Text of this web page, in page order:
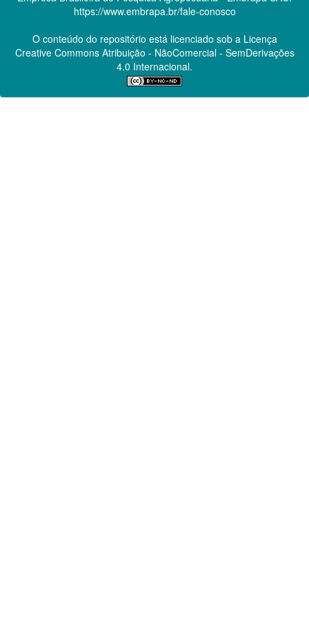
https://www.embrapa.br/fale-conosco
O conteúdo do repositório está licenciado sob a Licença
Creative CommonsAtribuição - NãoComercial - SemDerivações
4.0 Internacional.